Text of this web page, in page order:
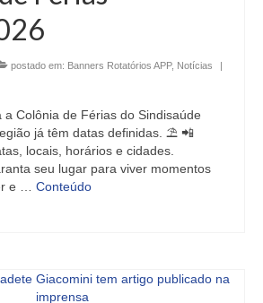
postado em: Banners Rotatórios APP, Notícias
|
a Colônia de Férias do Sindisaúde
já têm datas definidas. ⛱️ 📲
locais, horários e cidades.
seu lugar para viver momentos
e … Conteúdo